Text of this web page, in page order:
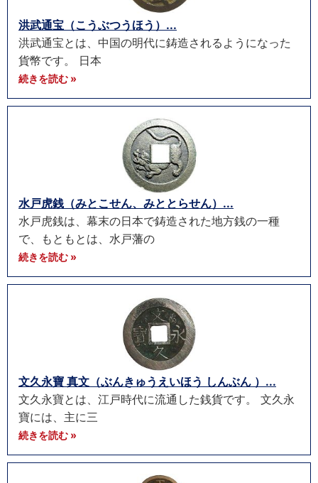
洪武通宝（こうぶつうほう）...
洪武通宝とは、中国の明代に鋳造されるようになった
貨幣です。 日本
続きを読む »
水戸虎銭（みとこせん、みととらせん）...
水戸虎銭は、幕末の日本で鋳造された地方銭の一種
で、もともとは、水戸藩の
続きを読む »
文久永寶 真文（ぶんきゅうえいほう しんぶん ）...
文久永寶とは、江戸時代に流通した銭貨です。 文久永
寶には、主に三
続きを読む »